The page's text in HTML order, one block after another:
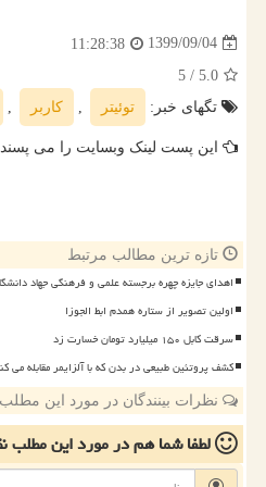
1399/09/04
11:28:38
5.0
/ 5
تگهای خبر:
توئیتر , كاربر ,
این پست لینک وبسایت را می
تازه ترین مطالب مرتبط
اهدای جایزه چهره برجسته علمی و فرهنگی جهاد
اولین تصویر از ستاره همدم ابط الجوزا
سرقت کابل ۱۵۰ میلیارد تومان خسارت زد
کشف پروتئین طبیعی در بدن که با آلزایمر مقابله می
نظرات بینندگان در مورد این مطلب
لطفا شما همدر مورد این مطلب